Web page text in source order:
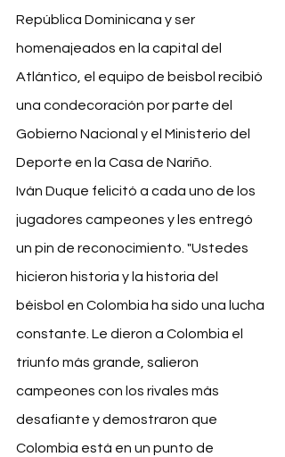
República Dominicana y ser
homenajeados en la capital del
Atlántico, el equipo de beisbol recibió
una condecoración por parte del
Gobierno Nacional y el Ministerio del
Deporte en la Casa de Nariño.
Iván Duque felicitó a cada uno de los
jugadores campeones y les entregó
un pin de reconocimiento. "Ustedes
hicieron historia y la historia del
béisbol en Colombia ha sido una lucha
constante. Le dieron a Colombia el
triunfo más grande, salieron
campeones con los rivales más
desafiante y demostraron que
Colombia está en un punto de